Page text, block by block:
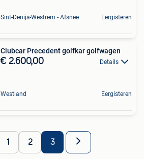
Sint-Denijs-Westrem - Afsnee Eergisteren
Clubcar Precedent golfkar golfwagen
€ 2.600,00 Details
Westland Eergisteren
1 2 3